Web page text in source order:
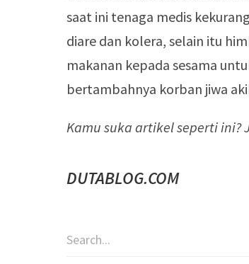
saat ini tenaga medis
diare dan kolera, selain itu
makanan kepada sesama
bertambahnya korban jiwa
Kamu suka artikel seperti ini?
DUTABLOG.COM